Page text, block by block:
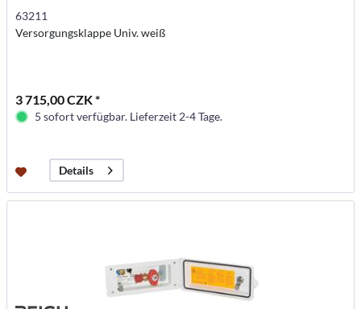
63211
Versorgungsklappe Univ. weiß
3 715,00 CZK *
5 sofort verfügbar. Lieferzeit 2-4 Tage.
Details